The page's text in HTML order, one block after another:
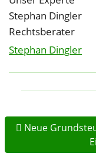
Stephan Dingler
Rechtsberater
Stephan Dingler
Neue